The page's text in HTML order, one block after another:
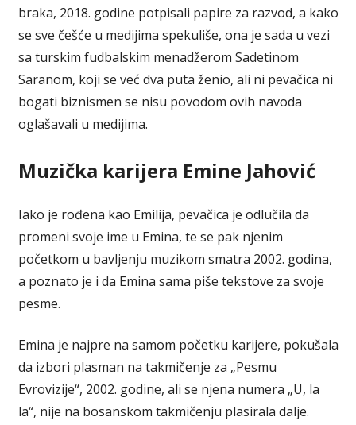
braka, 2018. godine potpisali papire za razvod, a kako
se sve češće u medijima spekuliše, ona je sada u vezi
sa turskim fudbalskim menadžerom Sadetinom
Saranom, koji se već dva puta ženio, ali ni pevačica ni
bogati biznismen se nisu povodom ovih navoda
oglašavali u medijima.
Muzička karijera Emine Jahović
Iako je rođena kao Emilija, pevačica je odlučila da
promeni svoje ime u Emina, te se pak njenim
početkom u bavljenju muzikom smatra 2002. godina,
a poznato je i da Emina sama piše tekstove za svoje
pesme.
Emina je najpre na samom početku karijere, pokušala
da izbori plasman na takmičenje za „Pesmu
Evrovizije“, 2002. godine, ali se njena numera „U, la
la“, nije na bosanskom takmičenju plasirala dalje.